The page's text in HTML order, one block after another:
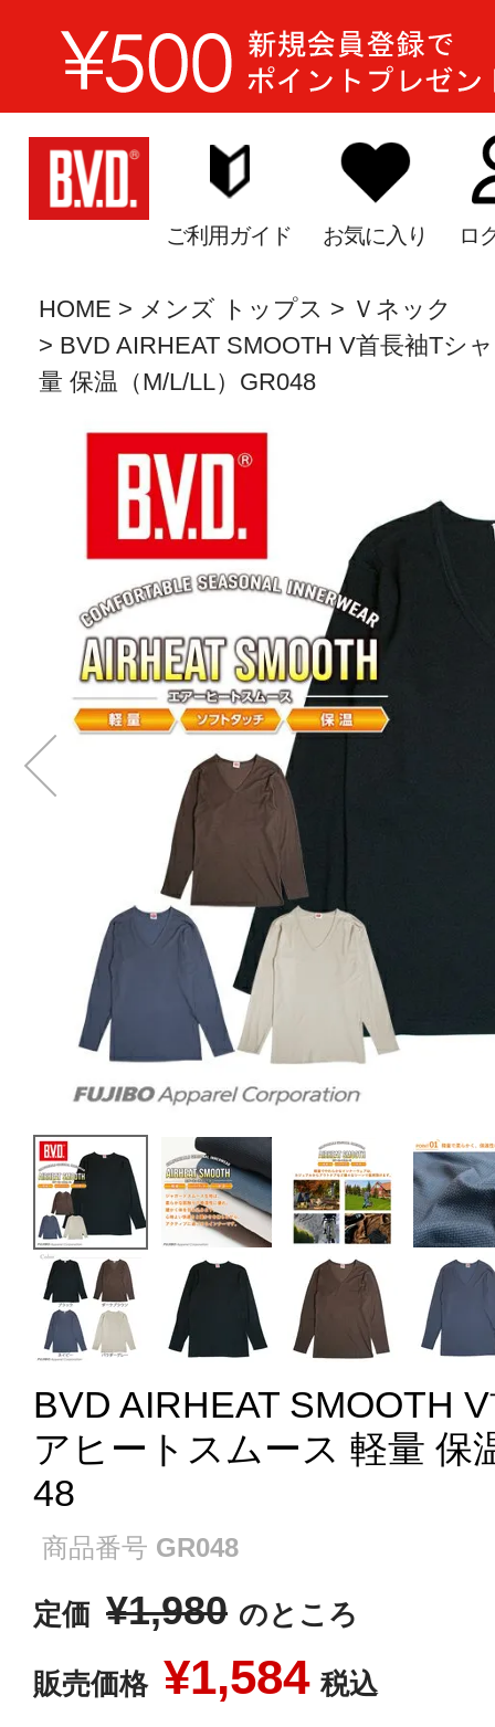
ご利用ガイド お気に入り ロ
HOME メンズ トップス
Ｖネック
BVD AIRHEAT SMOOTH V首長袖Tシ
量 保温（M/L/LL）GR048
BVD AIRHEAT SMOOTH
アヒートスムース 軽量 保
48
商品番号 GR048
定価 ¥1,980 のところ
販売価格 ¥1,584 税込